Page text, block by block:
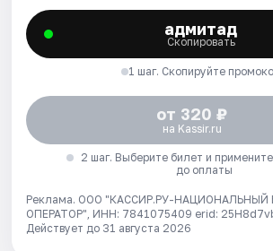
адмитад
Скопировать
1 шаг. Скопируйте
от 320 ₽
на Kassir.ru
2 шаг. Выберите билет и
до оплаты
Реклама. ООО "КАССИР.РУ-
ОПЕРАТОР", ИНН: 7841075409 erid:
Действует до 31 августа 2026